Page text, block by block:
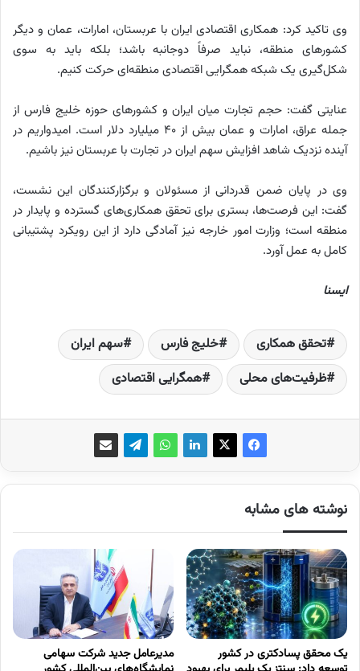
وی تاکید کرد: همکاری اقتصادی ایران با عربستان، امارات، عمان و دیگر
کشورهای منطقه، نباید صرفاً دوجانبه باشد؛ بلکه باید به سوی
شکل‌گیری یک شبکه همگرایی اقتصادی منطقه‌ای حرکت کنیم.
عنایتی گفت: حجم تجارت میان ایران و کشورهای حوزه خلیج فارس از
جمله عراق، امارات و عمان بیش از ۴۰ میلیارد دلار است. امیدواریم در
آینده نزدیک شاهد افزایش سهم ایران در تجارت با عربستان نیز باشیم.
وی در پایان ضمن قدردانی از مسئولان و برگزارکنندگان این نشست،
گفت: این فرصت‌ها، بستری برای تحقق همکاری‌های گسترده و پایدار در
منطقه است؛ وزارت امور خارجه نیز آمادگی دارد از این رویکرد پشتیبانی
کامل به عمل آورد.
ایسنا
تحقق همکاری‌ خلیج فارس
سهم ایران
ظرفیت‌های محلی
همگرایی اقتصادی
نوشته های مشابه
یک محقق پسادکتری در کشور
مدیرعامل جدید شرکت سهامی